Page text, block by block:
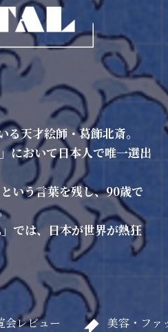
天才絵師・葛飾北斎。
において日本人で唯一選出
いう言葉を残し、90歳で
では、日本が世界が熱狂
会レビュー
美容・ファ